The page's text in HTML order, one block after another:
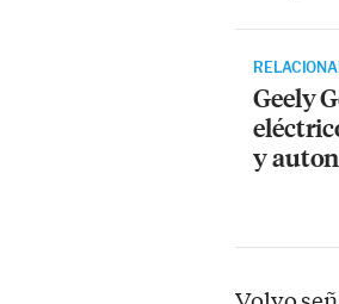
Geely
y